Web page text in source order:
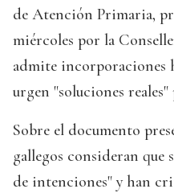
de Atención Primaria,
miércoles por la
admite incorporaciones
urgen "soluciones
Sobre el documento
gallegos consideran que
de intenciones" y han